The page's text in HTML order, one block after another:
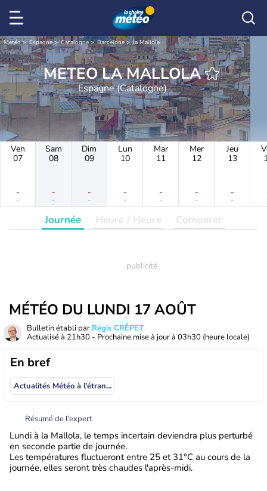
Météo Espagne Catalogne Barcelone la Mallola
METEO LA MALLOLA
Espagne (Catalogne)
Ven
07
-
-
Sam
08
-
-
Dim
09
-
-
Lun
10
-
-
Mar
11
-
-
Mer
12
-
-
Jeu
13
-
-
Journée Heure / Heure Comparer
MÉTÉO DU LUNDI 17 AOÛT
Bulletin établi par Régis CRÊPET
Actualisé à 21h30 - Prochaine mise à jour à 03h30 (heure locale)
En bref
Actualités Météo à l'étranger
Résumé de l’expert
Lundi à la Mallola, le temps incertain deviendra plus perturbé
en seconde partie de journée.
Les températures fluctueront entre 25 et 31°C au cours de la
journée, elles seront très chaudes l'après-midi.